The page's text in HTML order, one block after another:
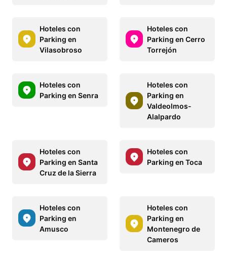
Hoteles con
Parking en
Vilasobroso
Hoteles con
Parking en Cerro
Torrejón
Hoteles con
Parking en Senra
Hoteles con
Parking en
Valdeolmos-
Alalpardo
Hoteles con
Parking en Santa
Cruz de la Sierra
Hoteles con
Parking en Toca
Hoteles con
Parking en
Amusco
Hoteles con
Parking en
Montenegro de
Cameros